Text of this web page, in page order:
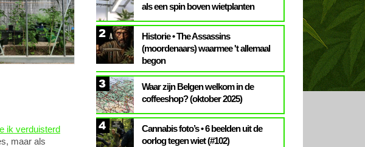
ik verduisterd
maar als
als een spin boven wietplanten
2
Historie • The Assassins
(moordenaars) waarmee 't allemaal
begon
3
Waar zijn Belgen welkom in de
coffeeshop? (oktober 2025)
4
Cannabis foto’s • 6 beelden uit de
oorlog tegen wiet (#102)